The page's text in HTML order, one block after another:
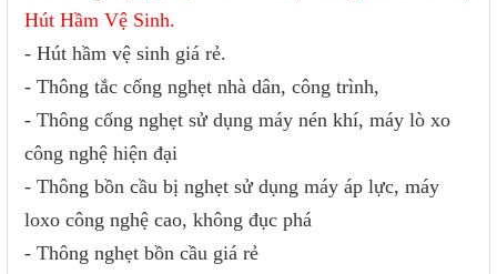
Hút Hầm Vệ Sinh.
- Hút hầm vệ sinh giá rẻ.
- Thông tắc cống nghẹt nhà dân, công trình,
- Thông cống nghẹt sử dụng máy nén khí, máy lò xo
công nghệ hiện đại
- Thông bồn cầu bị nghẹt sử dụng máy áp lực, máy
loxo công nghệ cao, không đục phá
- Thông nghẹt bồn cầu giá rẻ